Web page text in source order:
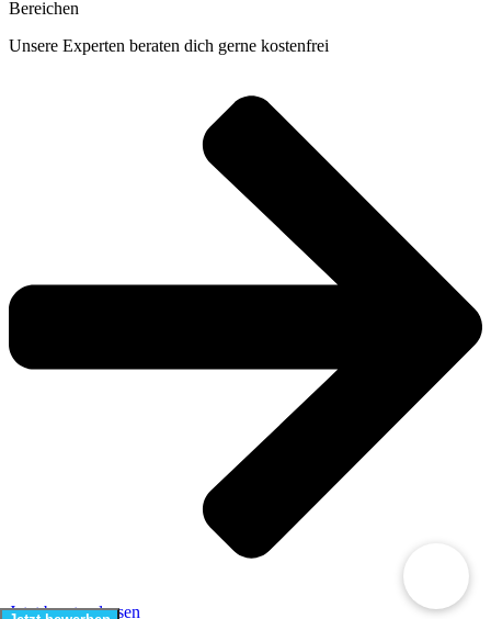
Bereichen
Unsere Experten beraten dich gerne kostenfrei
Jetzt beraten lassen